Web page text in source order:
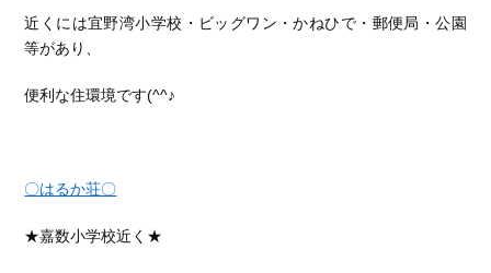
近くには宜野湾小学校・ビッグワン・かねひで・郵便局・公園
等があり、
便利な住環境です(^^♪
〇はるか荘〇
★嘉数小学校近く★